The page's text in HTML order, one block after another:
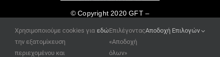
© Copyright 2020 GFT –
www.site-eshop.gr
Χρησιμοποιούμε cookies για
την εξατομίκευση
περιεχομένου και
εδώΕπιλέγοντας
«Αποδοχή
όλων»
Αποδοχή Επιλογών